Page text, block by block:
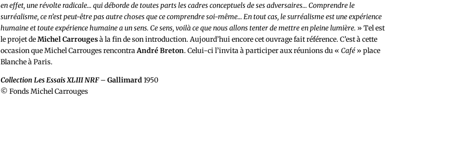
en effet, une révolte radicale… qui déborde de toutes parts les cadres conceptuels de ses adversaires… Comprendre le
surréalisme, ce n’est peut-être pas autre choses que ce comprendre soi-même… En tout cas, le surréalisme est une expérience
humaine et toute expérience humaine a un sens. Ce sens, voilà ce que nous allons tenter de mettre en pleine lumière. » Tel est
le projet deMichel Carrougesà la fin de son introduction. Aujourd’hui encore cet ouvrage fait référence. C’est à cette
occasion que Michel Carrouges rencontraAndré Breton. Celui-ci l’invita à participer aux réunions du « Café» place
Blanche à Paris.
Collection Les Essais XLIII NRF– Gallimard1950
© Fonds Michel Carrouges